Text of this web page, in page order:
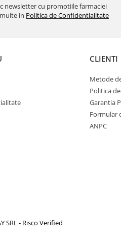
newsletter cu promotiile farmaciei
in Politica de Confidentialitate
CLIENTI
Metode
Politica
Garantia
Formular
ANPC